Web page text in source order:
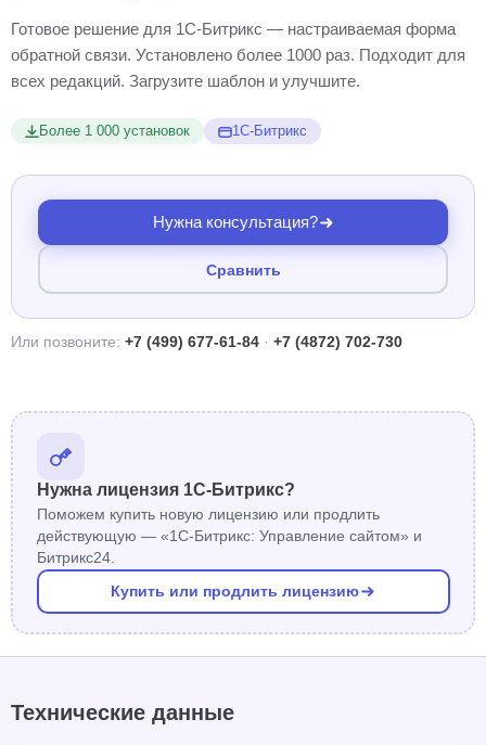
Готовое решение для 1С-Битрикс — настраиваемая форма
обратной связи. Установлено более 1000 раз. Подходит для
всех редакций. Загрузите шаблон и улучшите.
Более 1 000 установок 1С-Битрикс
Нужна консультация?
Сравнить
Или позвоните: +7 (499) 677-61-84 · +7 (4872) 702-730
Нужна лицензия 1С-Битрикс?
Поможем купить новую лицензию или продлить
действующую — «1С-Битрикс: Управление сайтом» и
Битрикс24.
Купить или продлить лицензию
Технические данные